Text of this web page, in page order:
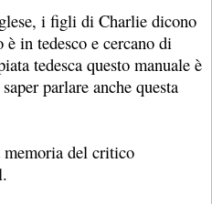
i figli di Charlie dicono
in tedesco e cercano di
tedesca questo manuale è
parlare anche questa
del critico